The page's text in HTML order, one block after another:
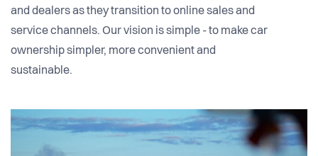
and dealers as they transition to online sales and
service channels. Our vision is simple - to make car
ownership simpler, more convenient and
sustainable.